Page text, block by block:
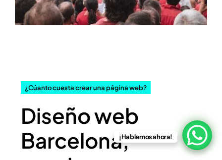
¿Cúanto cuesta crear una página web?
Diseño web
Barcelona,¡Hablemos ahora!